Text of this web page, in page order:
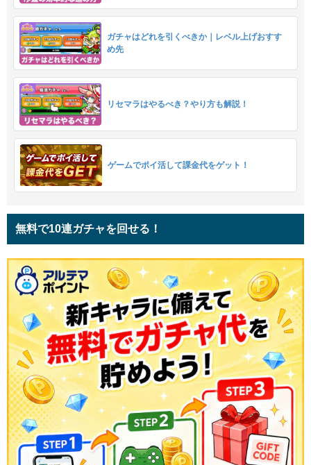
ガチャはどれを引くべきか｜レベル上げおすす
め先
リセマラはやるべき？やり方も解説！
ゲームでポイ活して課金代をゲット！
無料で10連ガチャを回せる！